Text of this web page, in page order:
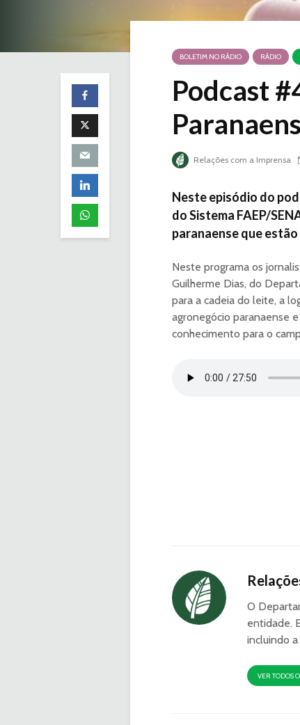
BOLETIM NO RÁDIO RÁDIO
Podcast
Relações com a Imprensa
Neste episódio do
do Sistema FAEP/
paranaense que
Neste programa os
Guilherme Dias, do
para a cadeia do leite, a
agronegócio paranaense
conhecimento para o
O
entidade.
incluindo
VER TODOS